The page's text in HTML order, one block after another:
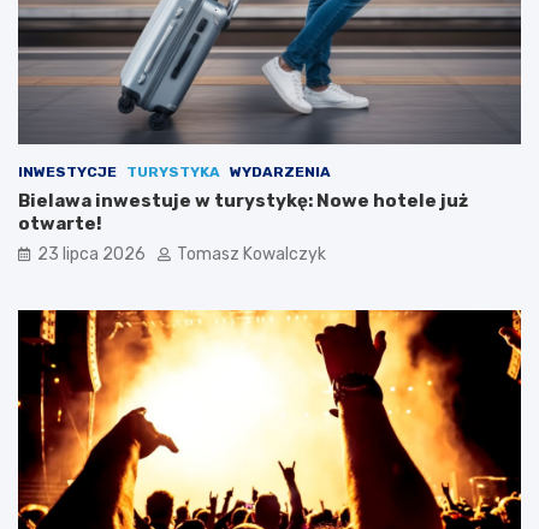
INWESTYCJE TURYSTYKA WYDARZENIA
Bielawa inwestuje w turystykę: Nowe hotele już
otwarte!
23 lipca 2026 Tomasz Kowalczyk